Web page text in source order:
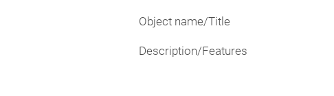
Object name/Title
Description/Features